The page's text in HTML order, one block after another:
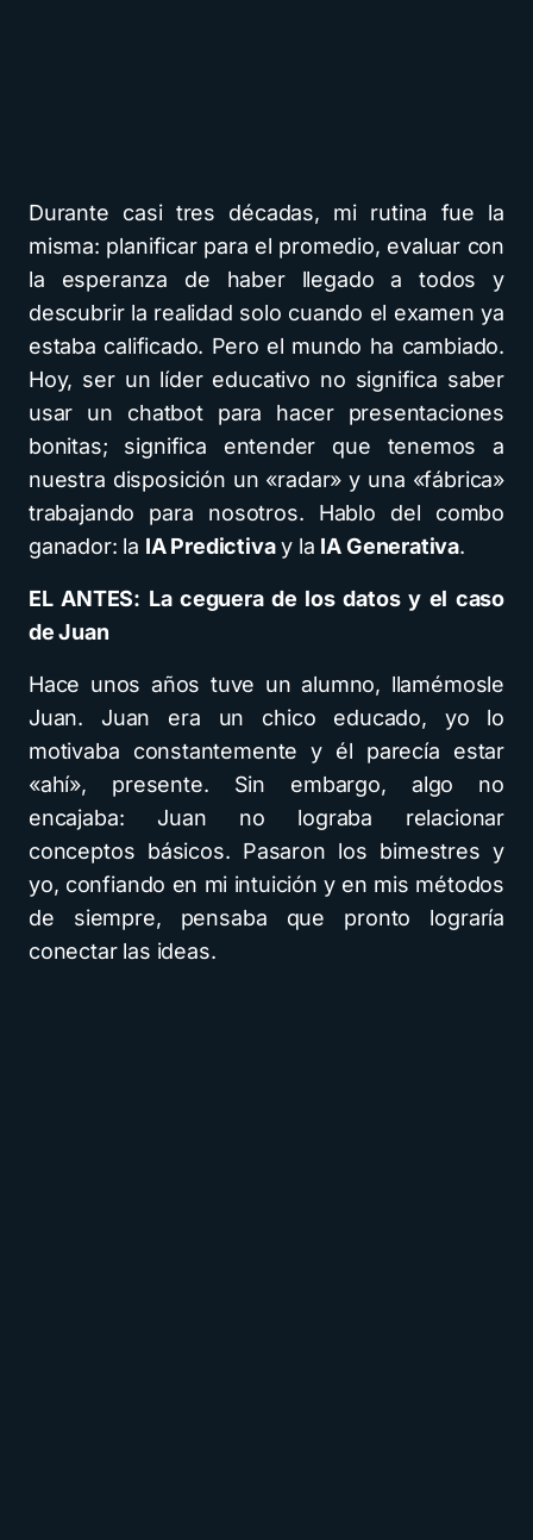
Durante casi tres décadas, mi rutina fue la
misma: planificar para el promedio, evaluar con
la esperanza de haber llegado a todos y
descubrir la realidad solo cuando el examen ya
estaba calificado. Pero el mundo ha cambiado.
Hoy, ser un líder educativo no significa saber
usar un chatbot para hacer presentaciones
bonitas; significa entender que tenemos a
nuestra disposición un «radar» y una «fábrica»
trabajando para nosotros. Hablo del combo
ganador: la IA Predictivay la IA Generativa.
EL ANTES: La ceguera de los datos y el caso
de Juan
Hace unos años tuve un alumno, llamémosle
Juan. Juan era un chico educado, yo lo
motivaba constantemente y él parecía estar
«ahí», presente. Sin embargo, algo no
encajaba: Juan no lograba relacionar
conceptos básicos. Pasaron los bimestres y
yo, confiando en mi intuición y en mis métodos
de siempre, pensaba que pronto lograría
conectar las ideas.